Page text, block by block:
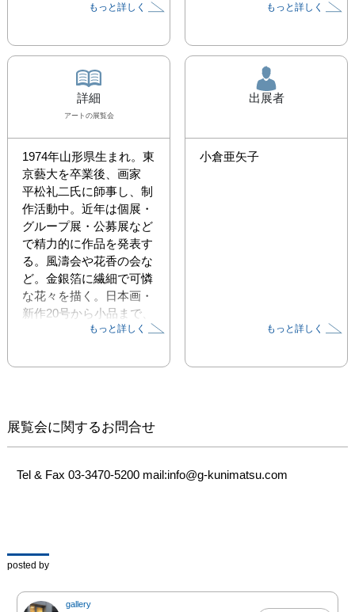
もっと詳しく もっと詳しく
詳細
アート の展覧会
1974年山形県生まれ。東
京藝大を卒業後、画家
平松礼二氏に師事し、制
作活動中。近年は個展・
グループ展・公募展など
で精力的に作品を発表す
る。風濤会や花香の会な
ど。金銀箔に繊細で可憐
な花々を描く。日本画・
新作20号から小品まで、
10点数を発表する。
もっと詳しく
出展者
小倉亜矢子
もっと詳しく
展覧会に関するお問合せ
Tel & Fax 03-3470-5200 mail:info@g-kunimatsu.com
posted by
gallery